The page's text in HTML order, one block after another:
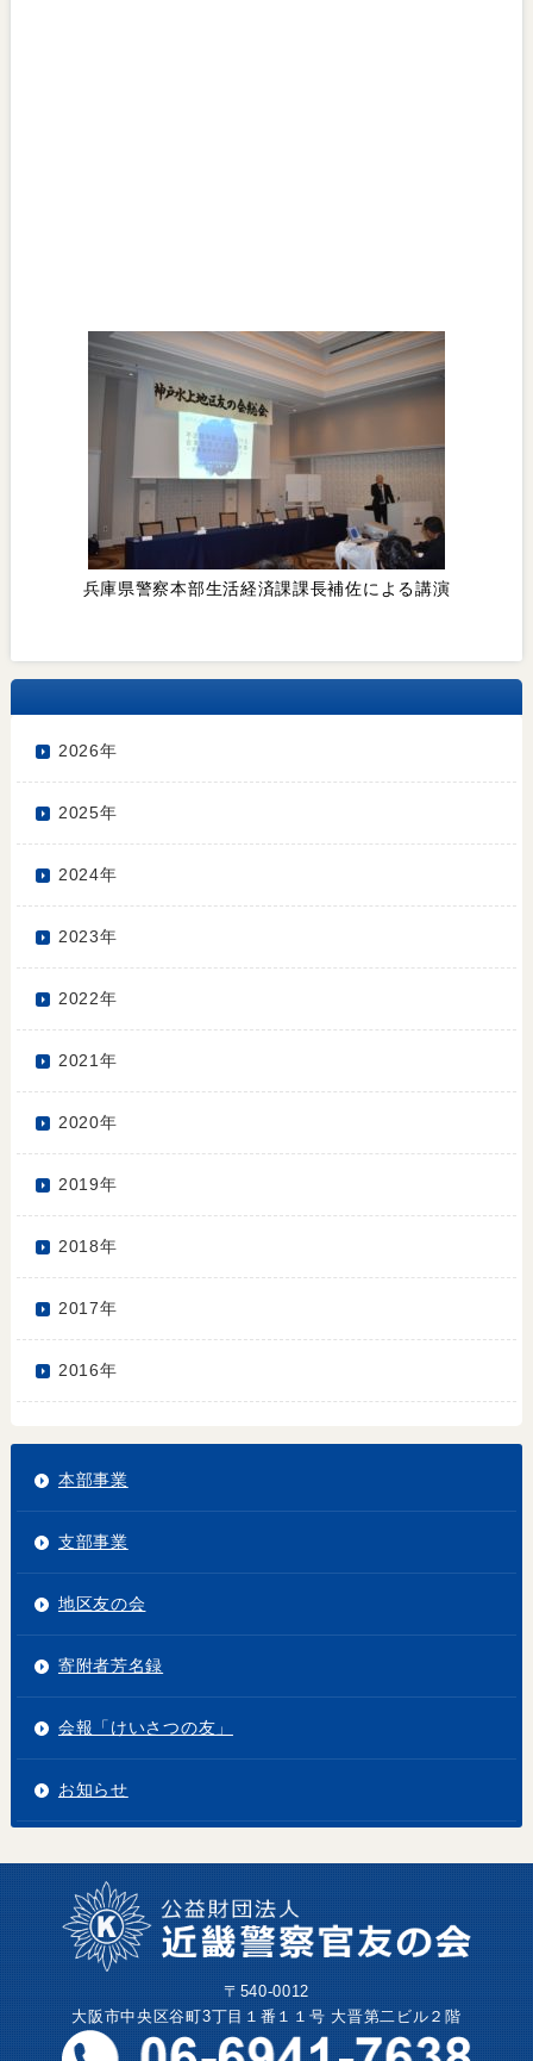
兵庫県警察本部生活経済課課長補佐による講演
2026年
2025年
2024年
2023年
2022年
2021年
2020年
2019年
2018年
2017年
2016年
本部事業
支部事業
地区友の会
寄附者芳名録
会報「けいさつの友」
お知らせ
〒540-0012
大阪市中央区谷町3丁目１番１１号 大晋第二ビル２階